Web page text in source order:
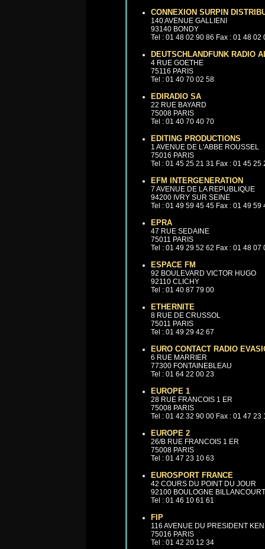
CONNEXION SURPIN
140 AVENUE GALLIENI
93140 BONDY
Tel : 01 48 02 90 86 Fax : 01 48 02
DEUTSCHLANDFUNK RADIO
4 RUE GOETHE
75116 PARIS
Tel : 01 40 70 02 58
EDIRADIO SA
22 RUE BAYARD
75008 PARIS
Tel : 01 40 70 40 70
EDITING PRODUCTIONS
1 AVENUE DE L'ABBE ROUSSEL
75016 PARIS
Tel : 01 45 25 21 31 Fax : 01 45 25
EFM INTERGENERATION
7 AVENUE DE LA REPUBLIQUE
94200 IVRY SUR SEINE
Tel : 01 49 59 45 45 Fax : 01 49 59
EPRA
47 RUE SEDAINE
75011 PARIS
Tel : 01 49 29 52 62 Fax : 01 48 07
ESPACE FM
92 BOULEVARD VICTOR HUGO
92110 CLICHY
Tel : 01 40 87 79 00
ETHERNITE
8 RUE DE CRUSSOL
75011 PARIS
Tel : 01 49 29 42 67
EURO CONTACT RADIO
6 RUE MARRIER
77300 FONTAINEBLEAU
Tel : 01 64 22 00 23
EUROPE 1
28 RUE FRANCOIS 1 ER
75008 PARIS
Tel : 01 42 32 90 00 Fax : 01 47 23
EUROPE 2
26/B RUE FRANCOIS 1 ER
75008 PARIS
Tel : 01 47 23 10 63
EUROSPORT FRANCE
42 COURS DU POINT DU JOUR
92100 BOULOGNE BILLANCOURT
Tel : 01 46 10 61 61
FIP
116 AVENUE DU PRESIDENT
75016 PARIS
Tel : 01 42 20 12 34